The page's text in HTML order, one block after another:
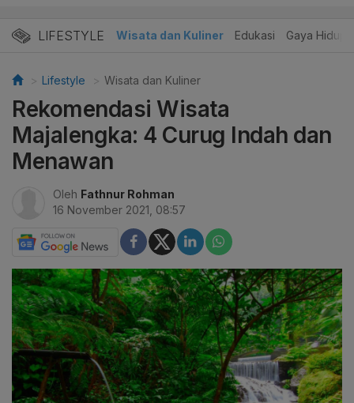
LIFESTYLE Wisata dan Kuliner Edukasi Gaya Hidup
Lifestyle Wisata dan Kuliner
Rekomendasi Wisata
Majalengka: 4 Curug Indah dan
Menawan
Oleh Fathnur Rohman
16 November 2021, 08:57